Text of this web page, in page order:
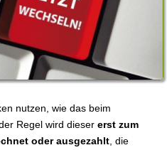
nutzen, wie das beim
Regel wird dieser erst zum
oder ausgezahlt , die